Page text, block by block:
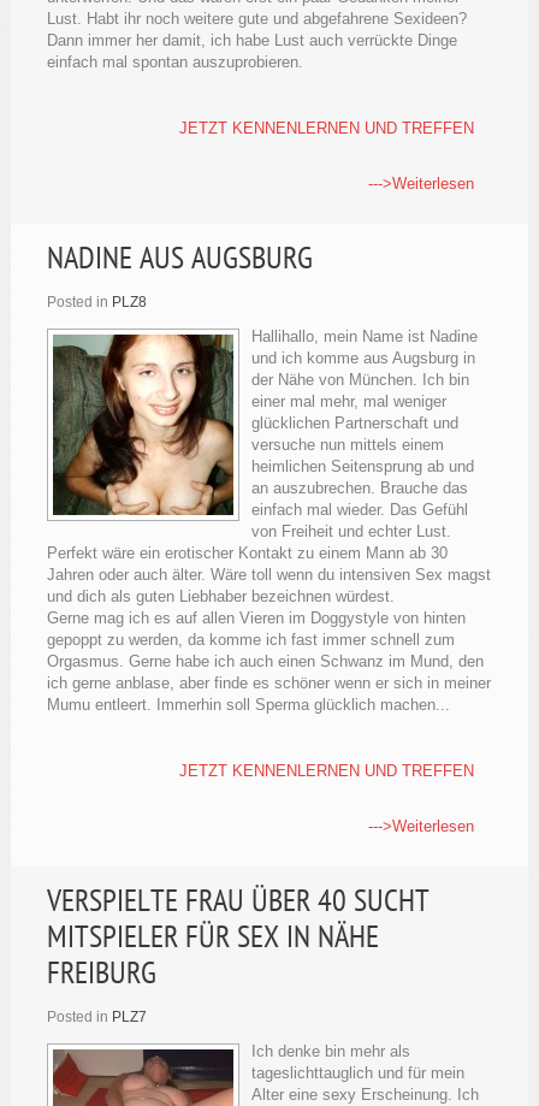
Lust. Habt ihr noch weitere gute und abgefahrene Sexideen?
Dann immer her damit, ich habe Lust auch verrückte Dinge
einfach mal spontan auszuprobieren.
JETZT KENNENLERNEN UND TREFFEN
--->Weiterlesen
NADINE AUS AUGSBURG
Posted in PLZ8
Hallihallo, mein Name ist Nadine
und ich komme aus Augsburg in
der Nähe von München. Ich bin
einer mal mehr, mal weniger
glücklichen Partnerschaft und
versuche nun mittels einem
heimlichen Seitensprung ab und
an auszubrechen. Brauche das
einfach mal wieder. Das Gefühl
von Freiheit und echter Lust.
Perfekt wäre ein erotischer Kontakt zu einem Mann ab 30
Jahren oder auch älter. Wäre toll wenn du intensiven Sex magst
und dich als guten Liebhaber bezeichnen würdest.
Gerne mag ich es auf allen Vieren im Doggystyle von hinten
gepoppt zu werden, da komme ich fast immer schnell zum
Orgasmus. Gerne habe ich auch einen Schwanz im Mund, den
ich gerne anblase, aber finde es schöner wenn er sich in meiner
Mumu entleert. Immerhin soll Sperma glücklich machen...
JETZT KENNENLERNEN UND TREFFEN
--->Weiterlesen
VERSPIELTE FRAU ÜBER 40 SUCHT
MITSPIELER FÜR SEX IN NÄHE
FREIBURG
Posted in PLZ7
Ich denke bin mehr als
tageslichttauglich und für mein
Alter eine sexy Erscheinung. Ich